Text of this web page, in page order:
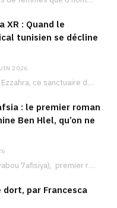
XR : Quand le
tunisien se décline
2026
Le palais d’Ennejma Ezzahra, ce sanctuaire de la musique tunisienne et méditerranéenne construit par le…
: le premier roman
Ben Hlel, qu’on ne
Le cave de Hafisa (9abou 7afisiya), premier roman du journaliste tunisien Mohamed Amine Ben Hlel,…
dort, par Francesca